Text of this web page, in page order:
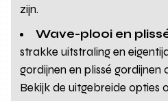
zijn.
Wave-plooi en
strakke uitstraling en
gordijnen en plissé gordijnen
Bekijk de uitgebreide opties